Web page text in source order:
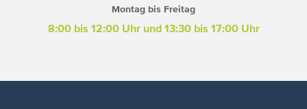
Montag bis Freitag
8:00 bis 12:00 Uhr und 13:30 bis 17:00 Uhr